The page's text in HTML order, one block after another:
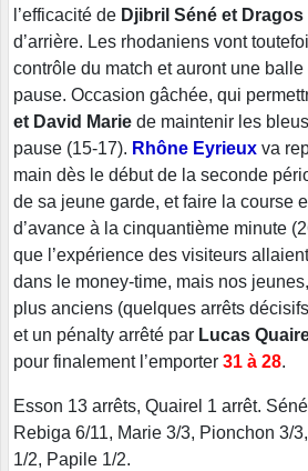
l’efficacité de Djibril Séné et
d’arrière. Les rhodaniens vont
contrôle du match et auront une
pause. Occasion gâchée, qui
et David Marie de maintenir les
pause (15-17). Rhône Eyrieux va
main dès le début de la seconde
de sa jeune garde, et faire la course
d’avance à la cinquantième minute
que l’expérience des visiteurs
dans le money-time, mais nos
plus anciens (quelques arrêts
et un pénalty arrêté par Lucas
pour finalement l’emporter 31 à 28.
Esson 13 arrêts, Quairel 1 arrêt.
Rebiga 6/11, Marie 3/3, Pionchon 3/
1/2, Papile 1/2.